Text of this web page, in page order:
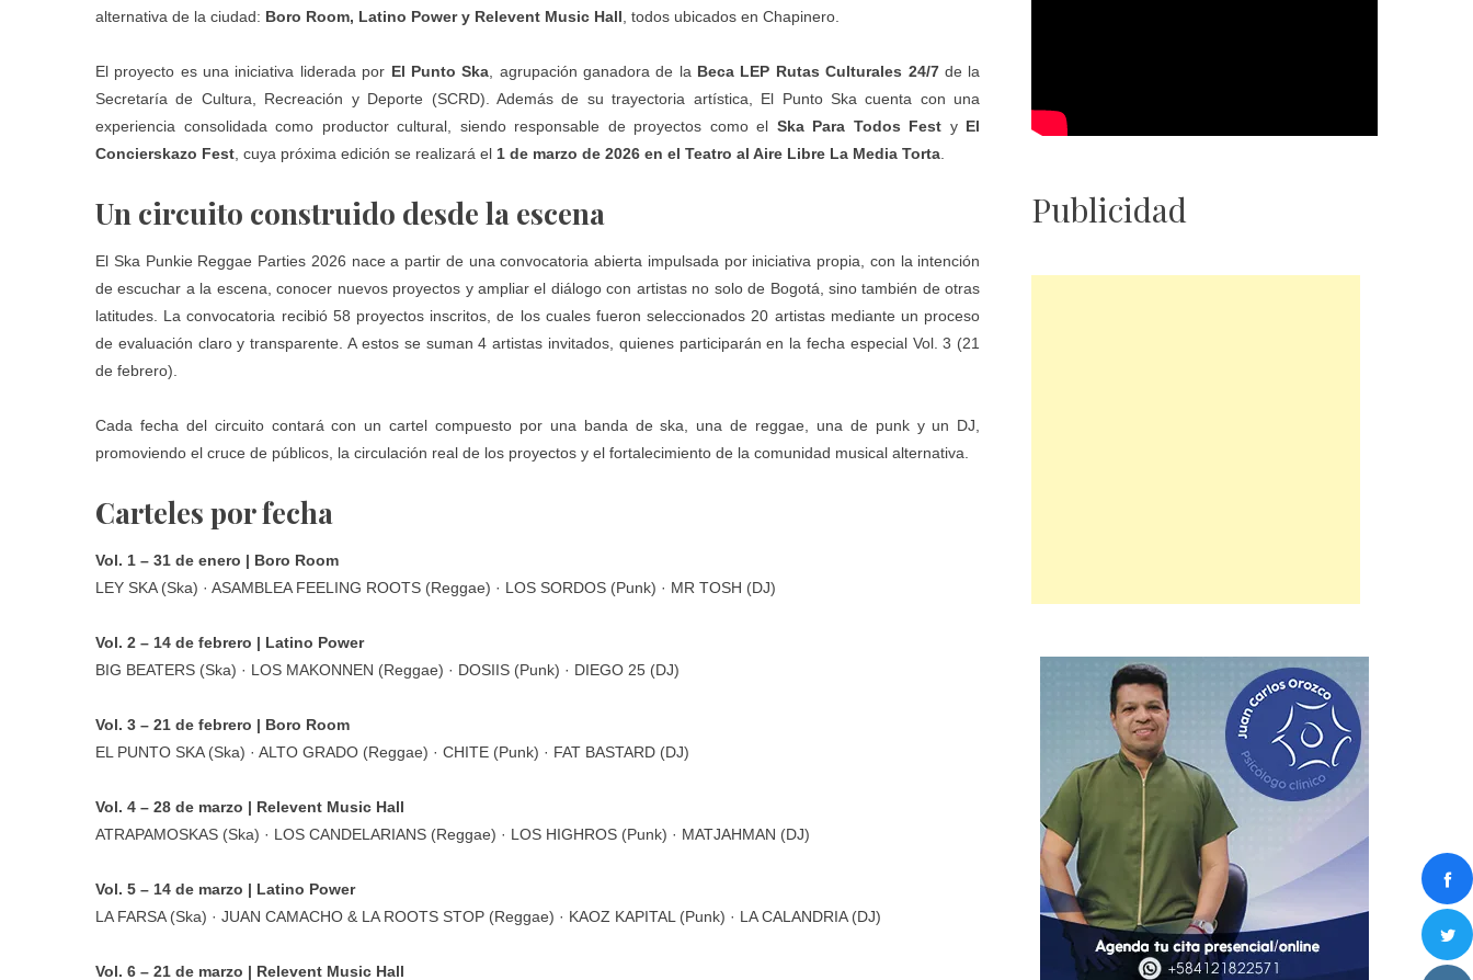
alternativa de la ciudad: Boro Room, Latino Power y Relevent Music Hall , todos ubicados en Chapinero.
El proyecto es una iniciativa liderada por El Punto Ska , agrupación ganadora de la Beca LEP Rutas Culturales 24/7de la
Secretaría de Cultura, Recreación y Deporte (SCRD). Además de su trayectoria artística, El Punto Ska cuenta con una
experiencia consolidada como productor cultural, siendo responsable de proyectos como el Ska Para Todos Fest y El
Concierskazo Fest , cuya próxima edición se realizará el 1 de marzo de 2026 en el Teatro al Aire Libre La Media Torta
Un circuito construido desde la escena
El Ska Punkie Reggae Parties 2026 nace a partir de una convocatoria abierta impulsada por iniciativa propia, con la intención
de escuchar a la escena, conocer nuevos proyectos y ampliar el diálogo con artistas no solo de Bogotá, sino también de otras
latitudes. La convocatoria recibió 58 proyectos inscritos, de los cuales fueron seleccionados 20 artistas mediante un proceso
de evaluación claro y transparente. A estos se suman 4 artistas invitados, quienes participarán en la fecha especial Vol. 3 (21
de febrero).
Cada fecha del circuito contará con un cartel compuesto por una banda de ska, una de reggae, una de punk y un DJ,
promoviendo el cruce de públicos, la circulación real de los proyectos y el fortalecimiento de la comunidad musical alternativa.
Carteles por fecha
Vol. 1 – 31 de enero | Boro Room
LEY SKA (Ska) · ASAMBLEA FEELING ROOTS (Reggae) · LOS SORDOS (Punk) · MR TOSH (DJ)
Vol. 2 – 14 de febrero | Latino Power
BIG BEATERS (Ska) · LOS MAKONNEN (Reggae) · DOSIIS (Punk) · DIEGO 25 (DJ)
Vol. 3 – 21 de febrero | Boro Room
EL PUNTO SKA (Ska) · ALTO GRADO (Reggae) · CHITE (Punk) · FAT BASTARD (DJ)
Vol. 4 – 28 de marzo | Relevent Music Hall
ATRAPAMOSKAS (Ska) · LOS CANDELARIANS (Reggae) · LOS HIGHROS (Punk) · MATJAHMAN (DJ)
Vol. 5 – 14 de marzo | Latino Power
LA FARSA (Ska) · JUAN CAMACHO & LA ROOTS STOP (Reggae) · KAOZ KAPITAL (Punk) · LA CALANDRIA (DJ)
Vol. 6 – 21 de marzo | Relevent Music Hall
Publicidad